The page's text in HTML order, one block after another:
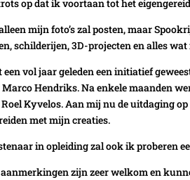
op dat ik voortaan tot het
mijn foto’s zal posten, maar
schilderijen, 3D-projecten en alles
vol jaar geleden een initiatief
Hendriks. Na enkele maanden
Roel Kyvelos. Aan mij nu de uitdaging
met mijn creaties.
in opleiding zal ook ik proberen
zijn zeer welkom en